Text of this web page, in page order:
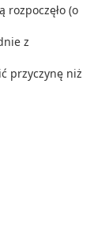
(o
z
przyczynę niż